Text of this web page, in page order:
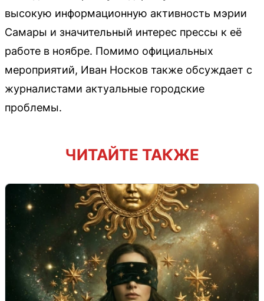
высокую информационную активность мэрии
Самары и значительный интерес прессы к её
работе в ноябре. Помимо официальных
мероприятий, Иван Носков также обсуждает с
журналистами актуальные городские
проблемы.
ЧИТАЙТЕ ТАКЖЕ